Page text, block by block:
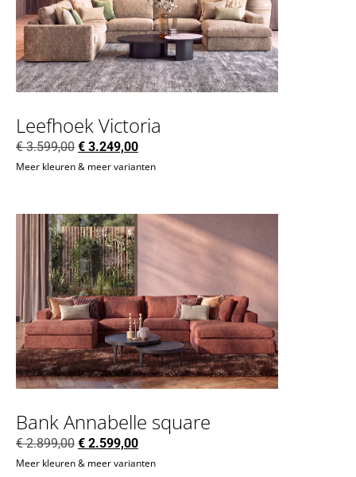
Leefhoek Victoria
€3.599,00 € 3.249,00
Meer kleuren & meer varianten
Bank Annabelle square
€2.899,00 € 2.599,00
Meer kleuren & meer varianten